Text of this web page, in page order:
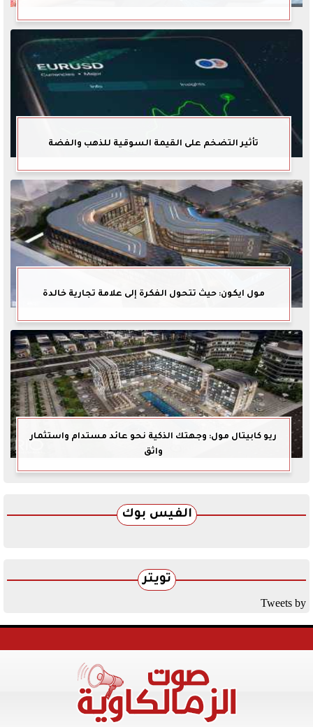
تأثير التضخم على القيمة السوقية للذهب والفضة
مول ايكون: حيث تتحول الفكرة إلى علامة تجارية خالدة
ريو كابيتال مول: وجهتك الذكية نحو عائد مستدام واستثمار
واثق
الفيس بوك
تويتر
Tweets by